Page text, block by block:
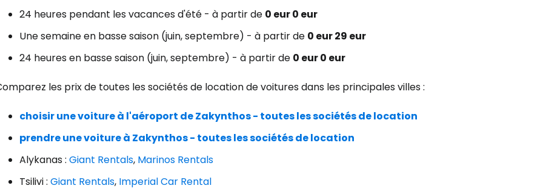
24 heures pendant les vacances d'été - à partir de 0 eur 0 eur
Une semaine en basse saison (juin, septembre) - à partir de 0 eur 29 eur
24 heures en basse saison (juin, septembre) - à partir de 0 eur 0 eur
les prix de toutes les sociétés de location de voitures dans les principales villes :
choisir une voiture à l'aéroport de Zakynthos - toutes les sociétés de location
prendre une voiture à Zakynthos - toutes les sociétés de location
Alykanas : Giant Rentals, Marinos Rentals
Tsilivi : Giant Rentals, Imperial Car Rental
Continuer avec Google
Continuer avec Facebook
Poursuivre avec le courrier électronique